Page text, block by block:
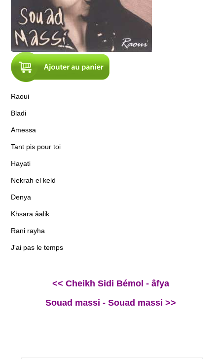
Raoui
Bladi
Amessa
Tant pis pour toi
Hayati
Nekrah el keld
Denya
Khsara âalik
Rani rayha
J'ai pas le temps
<< Cheikh Sidi Bémol - âfya
Souad massi - Souad massi >>